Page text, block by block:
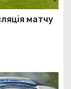
матчу